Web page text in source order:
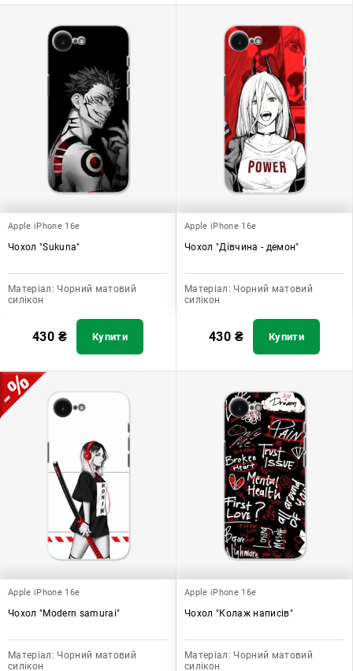
Apple iPhone 16e
Чохол "Sukuna"
Матеріал: Чорний матовий
силікон
430 ₴ Купити
Apple iPhone 16e
Чохол "Дівчина - демон"
Матеріал: Чорний матовий
силікон
430 ₴ Купити
Apple iPhone 16e
Чохол "Modern samurai"
Матеріал: Чорний матовий
силікон
Apple iPhone 16e
Чохол "Колаж написів"
Матеріал: Чорний матовий
силікон